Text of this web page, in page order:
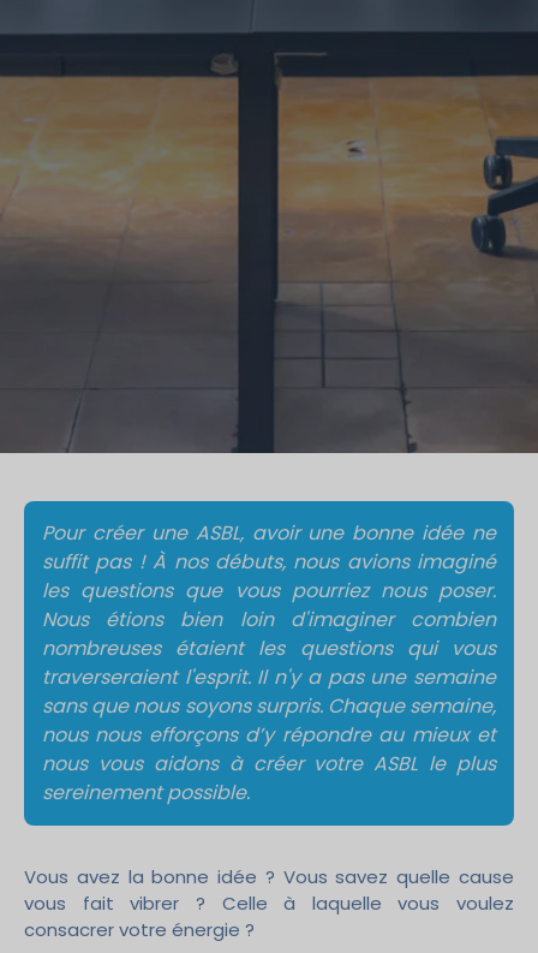
Pour créer une ASBL, avoir une bonne idée ne
suffit pas ! À nos débuts, nous avions imaginé
les questions que vous pourriez nous poser.
Nous étions bien loin d'imaginer combien
nombreuses étaient les questions qui vous
traverseraient l'esprit. Il n'y a pas une semaine
sans que nous soyons surpris. Chaque semaine,
nous nous efforçons d’y répondre au mieux et
nous vous aidons à créer votre ASBL le plus
sereinement possible.
Vous avez la bonne idée ? Vous savez quelle cause
vous fait vibrer ? Celle à laquelle vous voulez
consacrer votre énergie ?